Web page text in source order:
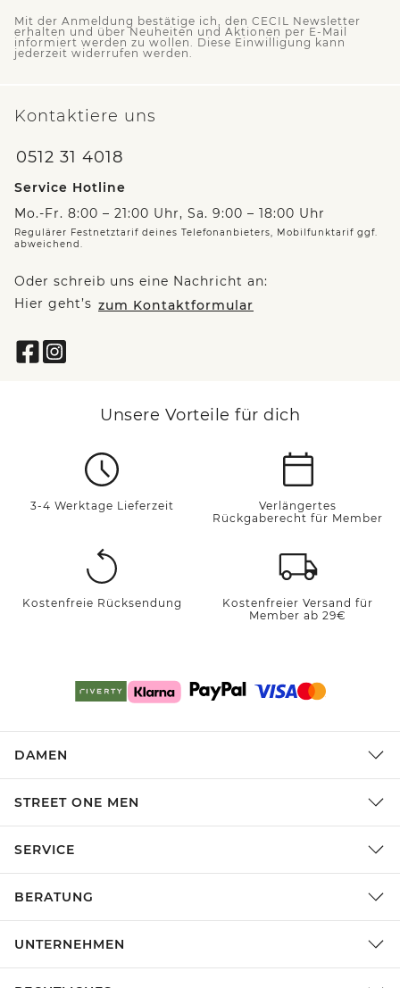
Mit der Anmeldung bestätige ich, den CECIL Newsletter
erhalten und über Neuheiten und Aktionen per E-Mail
informiert werden zu wollen. Diese Einwilligung kann
jederzeit widerrufen werden.
Kontaktiere uns
0512 31 4018
Service Hotline
Mo.-Fr. 8:00 – 21:00 Uhr, Sa. 9:00 – 18:00 Uhr
Regulärer Festnetztarif deines Telefonanbieters, Mobilfunktarif ggf.
abweichend.
Oder schreib uns eine Nachricht an:
Hier geht’s zum Kontaktformular
Unsere Vorteile für dich
3-4 Werktage Lieferzeit
Verlängertes
Rückgaberecht für Member
Kostenfreie Rücksendung
Kostenfreier Versand für
Member ab 29€
DAMEN
STREET ONE MEN
SERVICE
BERATUNG
UNTERNEHMEN